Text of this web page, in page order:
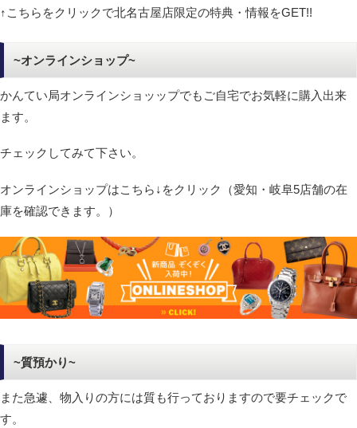
↑こちらをクリックで北名古屋店限定の特典・情報をGET!!
~オンラインショップ~
かんてい局オンラインショッップでもご自宅でお気軽に購入出来
ます。
チェックしてみて下さい。
オンラインショップはこちら↓をクリック（愛知・岐阜5店舗の在
庫を確認できます。）
~質預かり~
また急遽、物入りの方には質も行っておりますので要チェックで
す。